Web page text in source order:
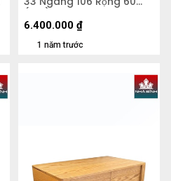
(cm)
1 năm trước
6.400.000 ₫